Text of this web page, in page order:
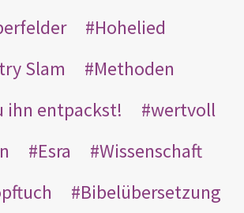
Hohelied
Slam
Methoden
ihn entpackst!
wertvoll
Esra
Wissenschaft
Bibelübersetzung